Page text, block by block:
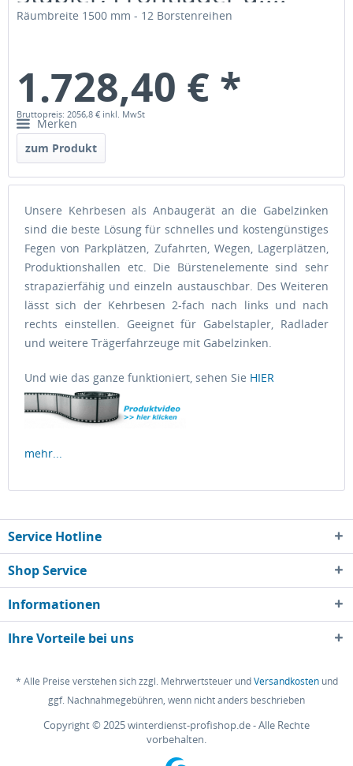
Räumbreite 1500 mm - 12 Borstenreihen
1.728,40 € *
Bruttopreis: 2056,8 € inkl. MwSt
Merken
zum Produkt
Unsere Kehrbesen als Anbaugerät an die Gabelzinken
sind die beste Lösung für schnelles und kostengünstiges
Fegen von Parkplätzen, Zufahrten, Wegen, Lagerplätzen,
Produktionshallen etc. Die Bürstenelemente sind sehr
strapazierfähig und einzeln austauschbar. Des Weiteren
lässt sich der Kehrbesen 2-fach nach links und nach
rechts einstellen. Geeignet für Gabelstapler, Radlader
und weitere Trägerfahrzeuge mit Gabelzinken.
Und wie das ganze funktioniert, sehen Sie HIER
mehr...
Service Hotline
Shop Service
Informationen
Ihre Vorteile bei uns
* Alle Preise verstehen sich zzgl. Mehrwertsteuer undVersandkostenund
ggf. Nachnahmegebühren, wenn nicht anders beschrieben
Copyright © 2025 winterdienst-profishop.de - Alle Rechte
vorbehalten.